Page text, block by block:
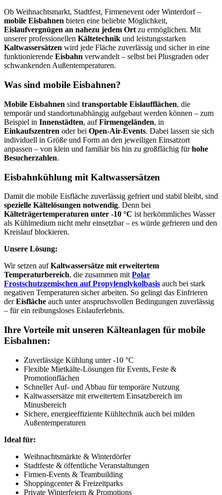
Ob Weihnachtsmarkt, Stadtfest, Firmenevent oder Winterdorf –
mobile Eisbahnen bieten eine beliebte Möglichkeit,
Eislaufvergnügen an nahezu jedem Ortzu ermöglichen. Mit
unserer professionellen Kältetechnik und leistungsstarken
Kaltwassersätzen wird jede Fläche zuverlässig und sicher in eine
funktionierende Eisbahn verwandelt – selbst bei Plusgraden oder
schwankenden Außentemperaturen.
Was sind mobile Eisbahnen?
Mobile Eisbahnen sind transportable Eislaufflächen, die
temporär und standortunabhängig aufgebaut werden können – zum
Beispiel in Innenstädten, aufFirmengeländen, in
Einkaufszentren oder bei Open-Air-Events. Dabei lassen sie sich
individuell in Größe und Form an den jeweiligen Einsatzort
anpassen – von klein und familiär bis hin zu großflächig fürhohe
Besucherzahlen.
Eisbahnkühlung mit Kaltwassersätzen
Damit die mobile Eisfläche zuverlässig gefriert und stabil bleibt, sind
spezielle Kältelösungen notwendig. Denn bei
Kälteträgertemperaturen unter -10 °C ist herkömmliches Wasser
als Kühlmedium nicht mehr einsetzbar – es würde gefrieren und den
Kreislauf blockieren.
Unsere Lösung:
Wir setzen aufKaltwassersätze mit erweitertem
Temperaturbereich, die zusammen mit Polar
Frostschutzgemischen auf Propylenglykolbasis auch bei stark
negativen Temperaturen sicher arbeiten. So gelingt das Einfrieren
derEisfläche auch unter anspruchsvollen Bedingungen zuverlässig
– für ein reibungsloses Eislauferlebnis.
Ihre Vorteile mit unseren Kälteanlagen für mobile
Eisbahnen:
Zuverlässige Kühlung unter -10 °C
Flexible Mietkälte-Lösungen für Events, Feste &
Promotionflächen
Schneller Auf- und Abbau für temporäre Nutzung
Kaltwassersätze mit erweitertem Einsatzbereich im
Minusbereich
Sichere, energieeffiziente Kühltechnik auch bei milden
Außentemperaturen
Ideal für:
Weihnachtsmärkte & Winterdörfer
Stadtfeste & öffentliche Veranstaltungen
Firmen-Events & Teambuilding
Shoppingcenter & Freizeitparks
Private Winterfeiern & Promotions